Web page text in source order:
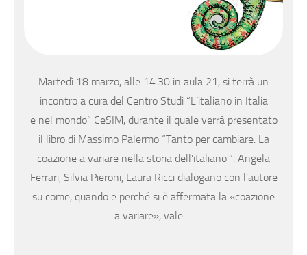
Martedì 18 marzo, alle 14.30 in aula 21, si terrà un
incontro a cura del Centro Studi “L’italiano in Italia
e nel mondo” CeSIM, durante il quale verrà presentato
il libro di Massimo Palermo “Tanto per cambiare. La
coazione a variare nella storia dell’italiano'”. Angela
Ferrari, Silvia Pieroni, Laura Ricci dialogano con l’autore
su come, quando e perché si è affermata la «coazione
a variare», vale …